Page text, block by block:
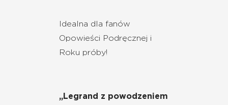
Idealna dla fanów
Opowieści Podręcznej i
Roku próby!
„Legrand z powodzeniem